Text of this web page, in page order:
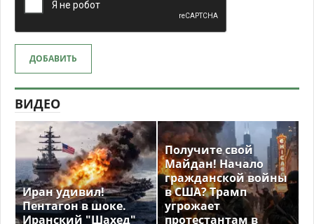
ДОБАВИТЬ
ВИДЕО
Иран удивил!
Пентагон в шоке.
Иранский "Шахед"
Получите свой
Майдан! Начало
гражданской войны
в США? Трамп
угрожает
протестантам в